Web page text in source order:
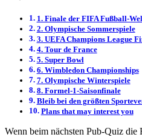
1. Finale der FIFA Fußball-
2. Olympische Sommerspiele
3. UEFA Champions League
4. Tour de France
5. Super Bowl
6. Wimbledon Championships
7. Olympische Winterspiele
8. Formel-1-Saisonfinale
Bleib bei den größten
Plans that may interest you
Wenn beim nächsten Pub-Quiz die